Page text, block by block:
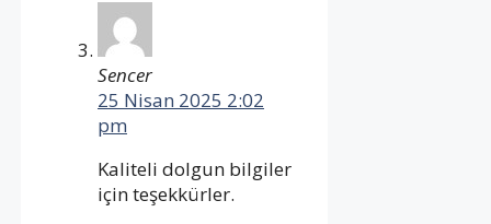
Sencer
25 Nisan 2025 2:02
pm
Kaliteli dolgun bilgiler
için teşekkürler.